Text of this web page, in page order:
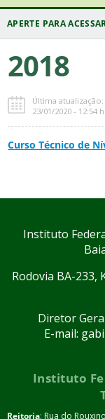
2018
Última
23/01/2020 - 12:54
Curso Técnico de
Instituto
Rodovia BA-233,
Diretor
E-mail:
Instituto
Reitoria: Rua do